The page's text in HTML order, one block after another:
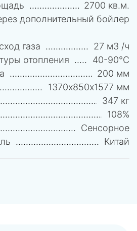
2700 кв.м.
дополнительный бойлер
газа
27 м3 /ч
отопления
40-90°C
200 мм
1370х850х1577 мм
347 кг
108%
Сенсорное
Китай